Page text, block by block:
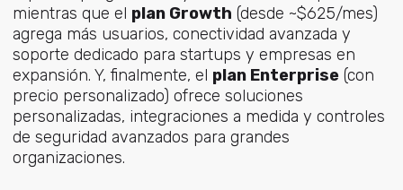
mientras que el plan Growth (desde ~$625/mes)
agrega más usuarios, conectividad avanzada y
soporte dedicado para startups y empresas en
expansión. Y, finalmente, el plan Enterprise(con
precio personalizado) ofrece soluciones
personalizadas, integraciones a medida y controles
de seguridad avanzados para grandes
organizaciones.